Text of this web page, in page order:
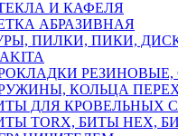
И КАФЕЛЯ
АБРАЗИВНАЯ
ПИЛКИ, ПИКИ,
РЕЗИНОВЫЕ,
КОЛЬЦА
ДЛЯ КРОВЕЛЬНЫХ
TORX, БИТЫ НЕХ,